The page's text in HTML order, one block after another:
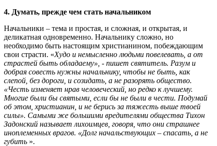
4. Думать, прежде чем стать начальником
Начальники – тема и простая, и сложная, и открытая, и
деликатная одновременно. Начальнику сложно, но
необходимо быть настоящим христианином, побеждающим
свои страсти. «Худо и немысленно людьми повелевать, а от
страстей быть обладаему», - пишет святитель. Разум и
добрая совесть нужны начальнику, чтобы не быть, как
слепой, без дороги, и созидать, а не разорять общество.
«Честь изменяет нрав человеческий, но редко к лучшему.
Многие были бы святыми, если бы не были в чести. Подумай
об этом, христианин, и не берись за тяжесть выше твоей
силы». Самыми же большими вредителями общества Тихон
Задонский называет лихоимцев, говоря, что они страшнее
иноплеменных врагов. «Долг начальствующих – спасать, а не
губить ».